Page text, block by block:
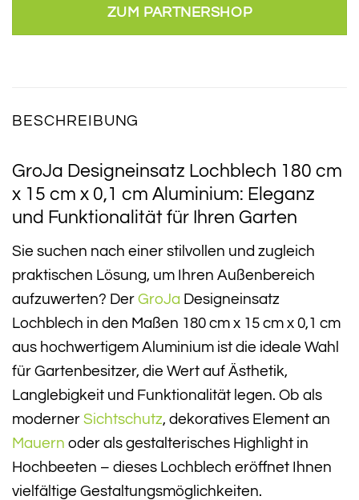
ZUM PARTNERSHOP
BESCHREIBUNG
GroJa Designeinsatz Lochblech 180 cm
x 15 cm x 0,1 cm Aluminium: Eleganz
und Funktionalität für Ihren Garten
Sie suchen nach einer stilvollen und zugleich
praktischen Lösung, um Ihren Außenbereich
aufzuwerten? Der GroJa Designeinsatz
Lochblech in den Maßen 180 cm x 15 cm x 0,1 cm
aus hochwertigem Aluminium ist die ideale Wahl
für Gartenbesitzer, die Wert auf Ästhetik,
Langlebigkeit und Funktionalität legen. Ob als
moderner Sichtschutz, dekoratives Element an
Mauern oder als gestalterisches Highlight in
Hochbeeten – dieses Lochblech eröffnet Ihnen
vielfältige Gestaltungsmöglichkeiten.